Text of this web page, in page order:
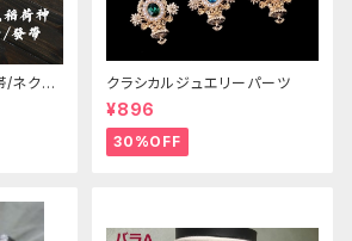
/ネクタ
クラシカルジュエリーパーツ
¥896
30%OFF